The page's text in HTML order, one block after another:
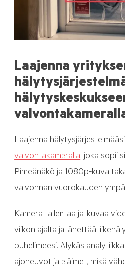
Laajenna
Laajenna
valvontakameralla, joka sopii
Pimeänäkö ja 1080p-kuva
valvonnan vuorokauden
Kamera tallentaa jatkuvaa
viikon ajalta ja lähettää
puhelimeesi. Älykäs
ajoneuvot ja eläimet, mikä